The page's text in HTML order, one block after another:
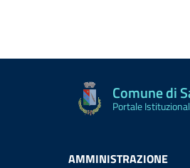
Comune di
Portale
AMMINISTRAZIONE